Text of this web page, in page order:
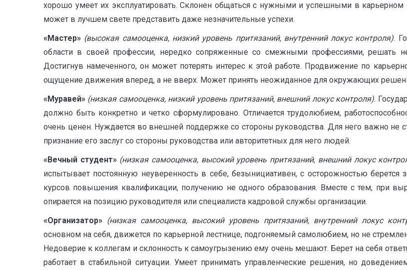
хорошо умеет их эксплуатировать. Склонен общаться с нужными и успешными в карьерном
может в лучшем свете представить даже незначительные успехи.
«Мастер» (высокая самооценка, низкий уровень притязаний, внутренний локус контроля).
области в своей профессии, нередко сопряженные со смежными профессиями, решать
Достигнув намеченного, он может потерять интерес к этой работе. Продвижение по
ощущение движения вперед, а не вверх. Может принять неожиданное для окружающих
«Муравей» (низкая самооценка, низкий уровень притязаний, внешний локус контроля).
должно быть конкретно и четко сформулировано. Отличается трудолюбием,
очень ценен. Нуждается во внешней поддержке со стороны руководства. Для него важно не
признание его заслуг со стороны руководства или авторитетных для него людей.
«Вечный студент» (низкая самооценка, высокий уровень притязаний, внешний локус
испытывает постоянную неуверенность в себе, безынициативен, с осторожностью
курсов повышения квалификации, получению не одного образования. Вместе с тем, при
опирается на позицию руководителя или специалиста кадровой службы организации.
«Организатор» (низкая самооценка, высокий уровень притязаний, внутренний локус
основном на себя, движется по карьерной лестнице, подгоняемый самолюбием, но не
Недоверие к коллегам и склонность к самоугрызению ему очень мешают. Берет на себя
работает в стабильной ситуации. Умеет принимать управленческие решения, но